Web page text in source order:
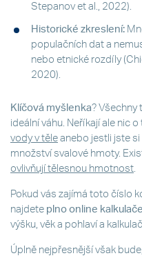
Stepanov et al., 2022).
Historické zkreslení:
populačních dat a
nebo etnické rozdíly
2020).
Klíčová myšlenka? Všechny
ideální váhu. Neříkají ale nic
vody v těle anebo jestli jste
množství svalové hmoty.
ovlivňují tělesnou hmotnost.
Pokud vás zajímá toto číslo
najdete plno online
výšku, věk a pohlaví a
Úplně nejpřesnější však